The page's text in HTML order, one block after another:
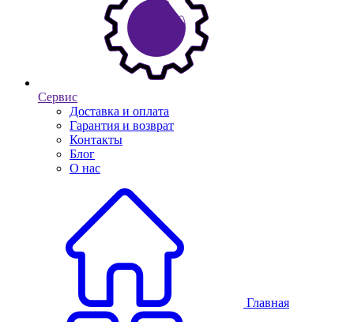
Сервис
Доставка и оплата
Гарантия и возврат
Контакты
Блог
О нас
Главная